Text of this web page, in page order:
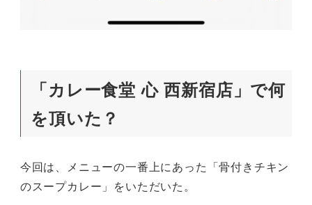
「カレー食堂 心 西新宿店」で何
を頂いた？
今回は、メニューの一番上にあった「骨付きチキン
のスープカレー」をいただいた。